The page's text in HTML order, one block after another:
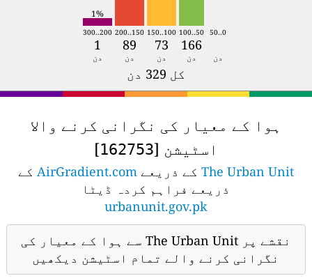
1%
0..50
50..100
100..150
150..200
200..300
166
73
89
1
دن دن دن دن دن
کل 329 دن
ہوا کے معیار کی نگرانی کرنے والا
اسٹیشن [162753
]
The Urban Unitکے ذریعے AirGradient.comکے
ذریعے فراہم کردہ ڈیٹا
urbanunit.gov.pk
نقشے پر The Urban Unit سے ہوا کے معیار کی
نگرانی کرنے والے تمام اسٹیشن دیکھیں